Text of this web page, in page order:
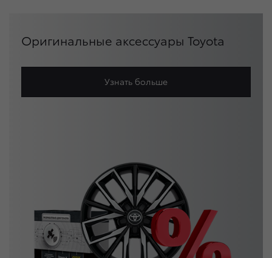
Оригинальные аксессуары Toyota
Узнать больше